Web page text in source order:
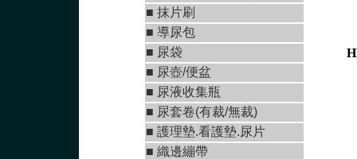
■ 抹片刷
■ 導尿包
■ 尿袋
■ 尿壺/便盆
■ 尿液收集瓶
■ 尿套卷(有裁/無裁)
■ 護理墊.看護墊.尿片
■ 織邊繃帶